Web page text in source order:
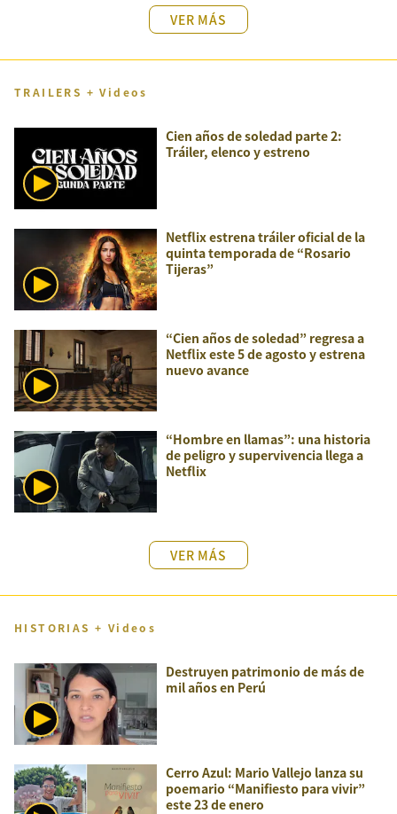
VER MÁS
TRAILERS + Videos
Cien años de soledad parte 2:
Tráiler, elenco y estreno
Netflix estrena tráiler oficial de la
quinta temporada de “Rosario
Tijeras”
“Cien años de soledad” regresa a
Netflix este 5 de agosto y estrena
nuevo avance
“Hombre en llamas”: una historia
de peligro y supervivencia llega a
Netflix
VER MÁS
HISTORIAS + Videos
Destruyen patrimonio de más de
mil años en Perú
Cerro Azul: Mario Vallejo lanza su
poemario “Manifiesto para vivir”
este 23 de enero